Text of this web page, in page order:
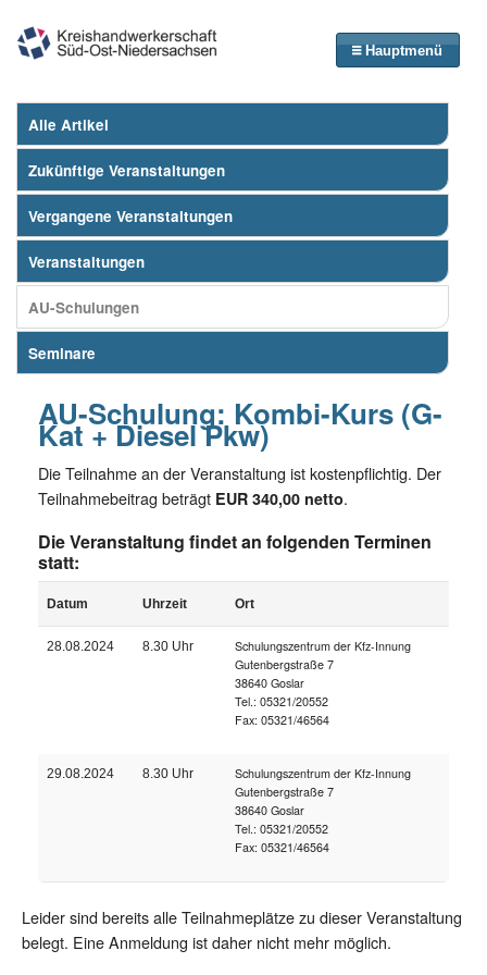
Hauptmenü
Alle Artikel
Zukünftige Veranstaltungen
Vergangene Veranstaltungen
Veranstaltungen
AU-Schulungen
Seminare
AU-Schulung: Kombi-Kurs (G-
Kat + Diesel Pkw)
Die Teilnahme an der Veranstaltung ist kostenpflichtig. Der
Teilnahmebeitrag beträgt EUR 340,00 netto.
Die Veranstaltung findet an folgenden Terminen
statt:
Datum Uhrzeit Ort
28.08.2024 8.30 Uhr
Schulungszentrum der Kfz-Innung
Gutenbergstraße 7
38640 Goslar
Tel.: 05321/20552
Fax: 05321/46564
29.08.2024 8.30 Uhr
Schulungszentrum der Kfz-Innung
Gutenbergstraße 7
38640 Goslar
Tel.: 05321/20552
Fax: 05321/46564
Leider sind bereits alle Teilnahmeplätze zu dieser Veranstaltung
belegt. Eine Anmeldung ist daher nicht mehr möglich.